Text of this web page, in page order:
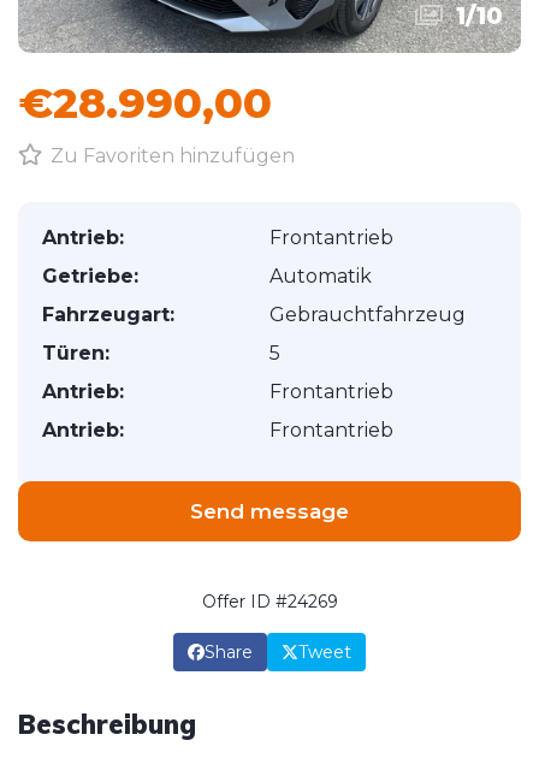
1/10
€28.990,00
Zu Favoriten hinzufügen
Antrieb:
Frontantrieb
Getriebe:
Automatik
Fahrzeugart:
Gebrauchtfahrzeug
Türen:
5
Antrieb:
Frontantrieb
Antrieb:
Frontantrieb
Send message
Offer ID #24269
Share Tweet
Beschreibung